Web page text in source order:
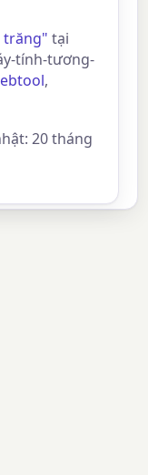
trăng" tại
tính-tương-
,
20 tháng